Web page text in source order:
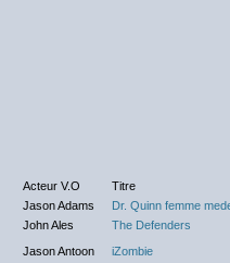
Acteur V.O Titre
Jason Adams
Dr. Quinn femme
John Ales
The Defenders
Jason Antoon
iZombie